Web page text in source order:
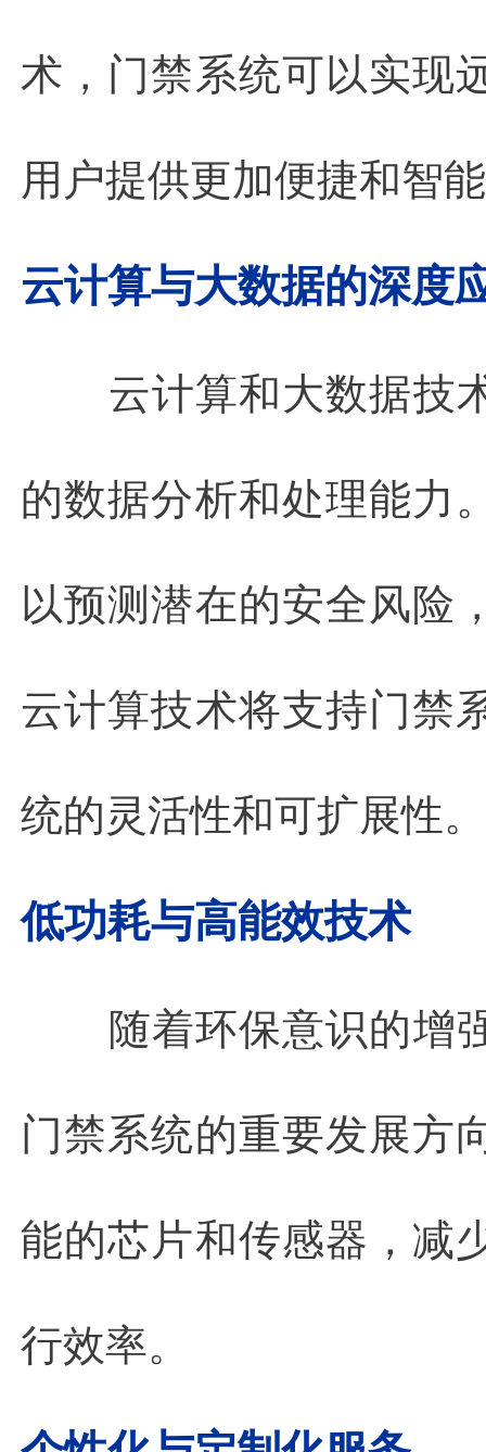
术，门禁系统可以实现
用户提供更加便捷和智
云计算与大数据的深度
云计算和大数据技
的数据分析和处理能力
以预测潜在的安全风险
云计算技术将支持门禁
统的灵活性和可扩展性。
低功耗与高能效技术
随着环保意识的增
门禁系统的重要发展方
能的芯片和传感器，减
行效率。